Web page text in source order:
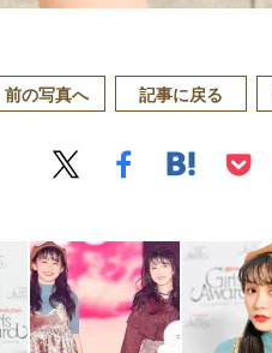
前の写真へ 記事に戻る